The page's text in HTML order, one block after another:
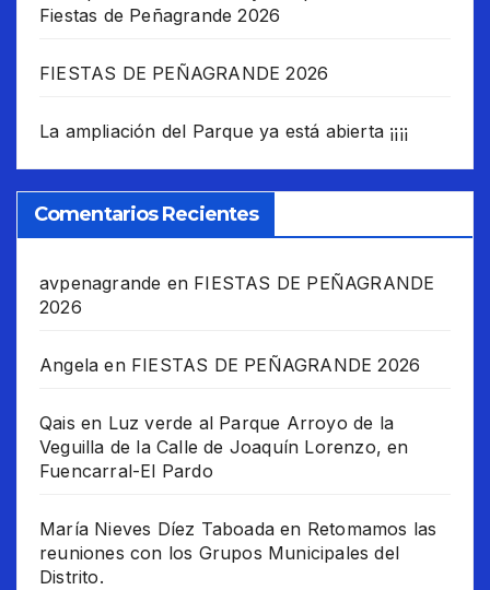
Fiestas de Peñagrande 2026
FIESTAS DE PEÑAGRANDE 2026
La ampliación del Parque ya está abierta ¡¡¡¡
Comentarios Recientes
avpenagrande en FIESTAS DE PEÑAGRANDE
2026
Angela en FIESTAS DE PEÑAGRANDE 2026
Qais en Luz verde al Parque Arroyo de la
Veguilla de la Calle de Joaquín Lorenzo, en
Fuencarral-El Pardo
María Nieves Díez Taboada en Retomamos las
reuniones con los Grupos Municipales del
Distrito.